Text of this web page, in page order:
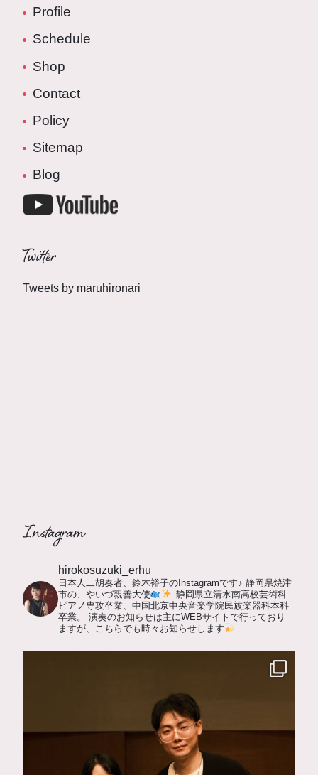
Profile
Schedule
Shop
Contact
Policy
Sitemap
Blog
Twitter
Tweets by maruhironari
Instagram
hirokosuzuki_erhu
日本人二胡奏者、鈴木裕子のInstagramです♪ 静岡県焼津
市の、やいづ親善大使
静岡県立清水南高校芸術科
ピアノ専攻卒業、中国北京中央音楽学院民族楽器科本科
卒業。
演奏のお知らせは主にWEBサイトで行っており
ますが、こちらでも時々お知らせします